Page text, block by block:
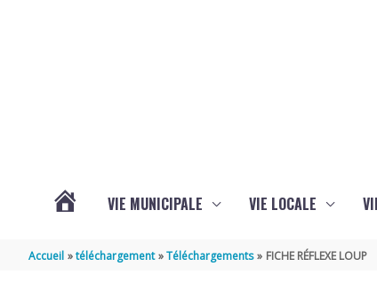
VIE MUNICIPALE VIE LOCALE
Accueil téléchargement Téléchargements FICHE RÉFLEXE LOUP